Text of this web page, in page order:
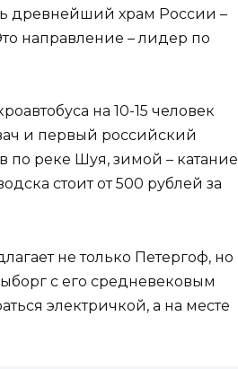
древнейший храм России –
направление – лидер по
на 10-15 человек
и первый российский
по реке Шуя, зимой – катание
стоит от 500 рублей за
не только Петергоф, но
с его средневековым
электричкой, а на месте